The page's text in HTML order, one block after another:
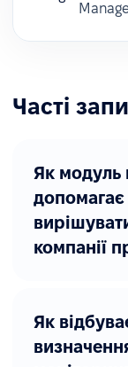
Часті
Як модуль
допомагає
компанії
Як